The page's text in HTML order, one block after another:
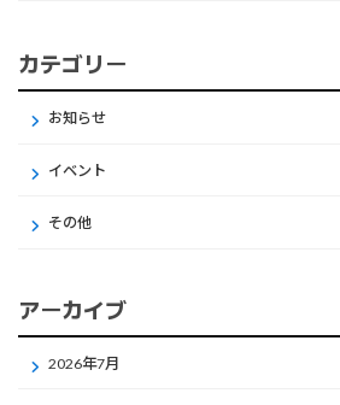
カテゴリー
お知らせ
イベント
その他
アーカイブ
2026年7月